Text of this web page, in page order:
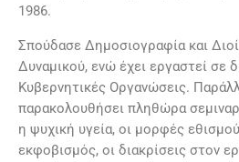
1986.
Σπούδασε Δημοσιογραφία και
Δυναμικού, ενώ έχει εργαστεί σε
Κυβερνητικές Οργανώσεις.
παρακολουθήσει πληθώρα
η ψυχική υγεία, οι μορφές
εκφοβισμός, οι διακρίσεις στον